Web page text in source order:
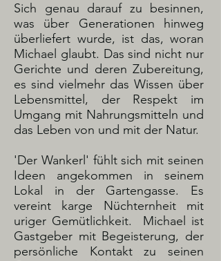
Sich genau darauf zu besinnen,
was über Generationen hinweg
überliefert wurde, ist das, woran
Michael glaubt. Das sind nicht nur
Gerichte und deren Zubereitung,
es sind vielmehr das Wissen über
Lebensmittel, der Respekt im
Umgang mit Nahrungsmitteln und
das Leben von und mit der Natur.
'Der Wankerl' fühlt sich mit seinen
Ideen angekommen in seinem
Lokal in der Gartengasse. Es
vereint karge Nüchternheit mit
uriger Gemütlichkeit. Michael ist
Gastgeber mit Begeisterung, der
persönliche Kontakt zu seinen